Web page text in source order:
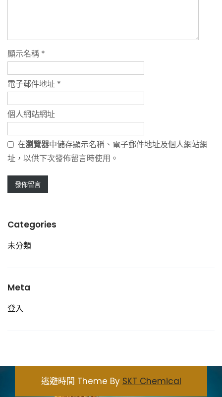
顯示名稱 *
電子郵件地址 *
個人網站網址
在瀏覽器中儲存顯示名稱、電子郵件地址及個人網站網
址，以供下次發佈留言時使用。
Categories
未分類
Meta
登入
逃避時間 Theme By SKT Chemical